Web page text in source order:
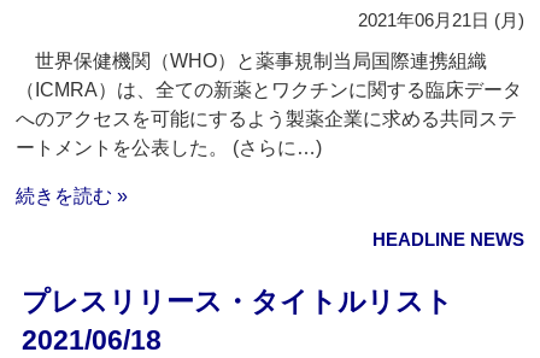
2021年06月21日 (月)
世界保健機関（WHO）と薬事規制当局国際連携組織
（ICMRA）は、全ての新薬とワクチンに関する臨床データ
へのアクセスを可能にするよう製薬企業に求める共同ステ
ートメントを公表した。 (さらに…)
続きを読む »
HEADLINE NEWS
プレスリリース・タイトルリスト
2021/06/18